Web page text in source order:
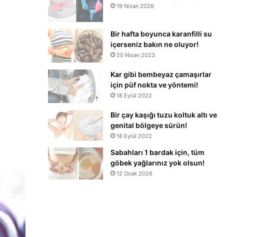
19 Nisan 2026
Bir hafta boyunca karanfilli su
içerseniz bakın ne oluyor!
20 Nisan 2023
Kar gibi bembeyaz çamaşırlar
için püf nokta ve yöntemi!
18 Eylül 2022
Bir çay kaşığı tuzu koltuk altı ve
genital bölgeye sürün!
18 Eylül 2022
Sabahları 1 bardak için, tüm
göbek yağlarınız yok olsun!
12 Ocak 2026